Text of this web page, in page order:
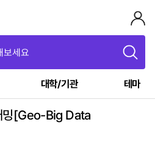
보세요
대학/기관 테마
밍[Geo-Big Data